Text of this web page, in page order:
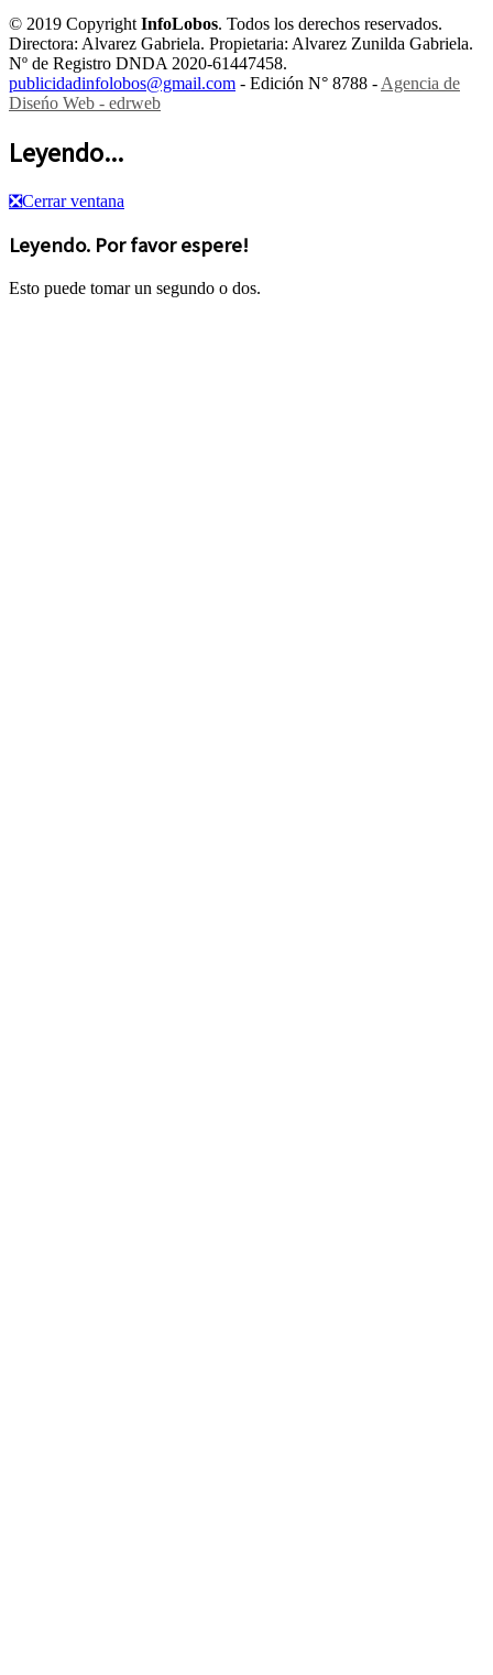
© 2019 CopyrightInfoLobos. Todos los derechos reservados.
Directora: Alvarez Gabriela. Propietaria: Alvarez Zunilda Gabriela.
Nº de Registro DNDA 2020-61447458.
publicidadinfolobos@gmail.com - Edición N° 8788 -Agencia de
Diseńo Web - edrweb
Leyendo...
❎Cerrar ventana
Leyendo. Por favor espere!
Esto puede tomar un segundo o dos.